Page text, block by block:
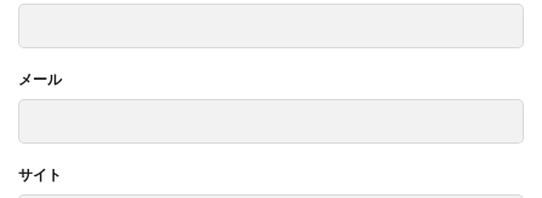
メール
サイト